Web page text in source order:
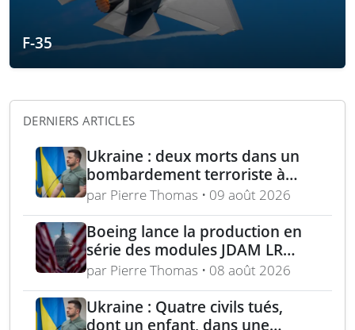
F-35
DERNIERS ARTICLES
Ukraine : deux morts dans un
bombardement terroriste à
Kharkiv – acquisition turque de
lance-roquettes M270 et
missiles ATACMS
par Pierre Thomas • 09 août 2026
Boeing lance la production en
série des modules JDAM LR
pour frappes de précision
longue portée
par Pierre Thomas • 08 août 2026
Ukraine : Quatre civils tués,
dont un enfant, dans une